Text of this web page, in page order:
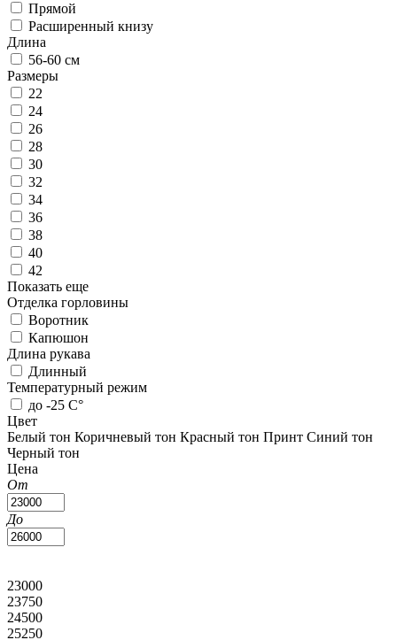
Прямой
Расширенный книзу
Длина
56-60 см
Размеры
22
24
26
28
30
32
34
36
38
40
42
Показать еще
Отделка горловины
Воротник
Капюшон
Длина рукава
Длинный
Температурный режим
до -25 С°
Цвет
Белый тон Коричневый тон Красный тон Принт Синий тон
Черный тон
Цена
От
До
23000
23750
24500
25250